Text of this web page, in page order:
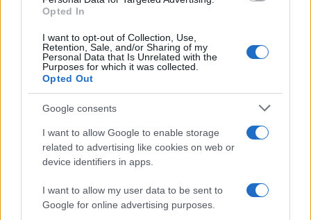
Opted In
I want to opt-out of Collection, Use,
Retention, Sale, and/or Sharing of my
Personal Data that Is Unrelated with the
Purposes for which it was collected.
Opted Out
Google consents
I want to allow Google to enable storage
related to advertising like cookies on web or
device identifiers in apps.
I want to allow my user data to be sent to
Google for online advertising purposes.
CHI
SIAMO
PARTNERSHIP E
ACCREDITAMENTI